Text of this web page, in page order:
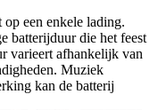
een enkele lading.
batterijduur die het feest
varieert afhankelijk van
Muziek
kan de batterij